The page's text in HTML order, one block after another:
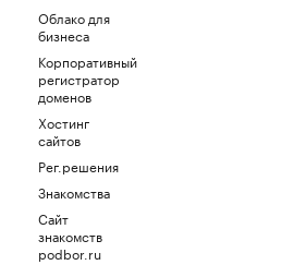
Облако для
бизнеса
Корпоративный
регистратор
доменов
Хостинг
сайтов
Рег.решения
Знакомства
Сайт
знакомств
podbor.ru